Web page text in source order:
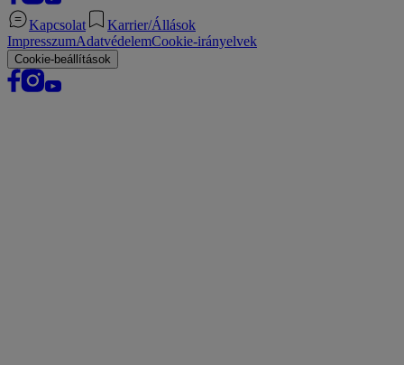
Kapcsolat
Karrier/Állások
ImpresszumAdatvédelemCookie-irányelvek
Cookie-beállítások